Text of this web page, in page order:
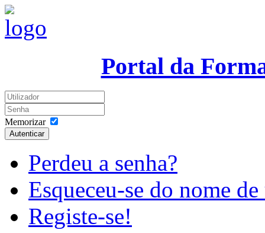
Portal da
Memorizar
Autenticar
Perdeu a senha?
Esqueceu-se do nome
Registe-se!